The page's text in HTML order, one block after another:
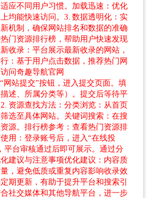
应不同用户习惯。加载迅速：优化
均能快速访问。3. 数据透明化：实
机制，确保网站排名和数据的准确
门资源排行榜，帮助用户快速发现
收录：平台展示最新收录的网站，
：基于用户点击数据，推荐热门网
问奇趣导航官网
“网站提交”按钮，进入提交页面。填
述、所属分类等）。提交后等待平
资源查找方法：分类浏览：从首页
选至具体网站。关键词搜索：在搜
源。排行榜参考：查看热门资源排
用：登录账号后，进入“在线投
平台审核通过后即可展示。通过分
建议与注意事项优化建议：内容质
，避免低质或重复内容影响收录效
期更新，有助于提升平台和搜索引
社交媒体和其他导航平台，进一步